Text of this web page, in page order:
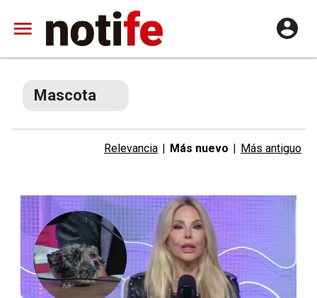
Mascota
Relevancia | Más nuevo | Más antiguo